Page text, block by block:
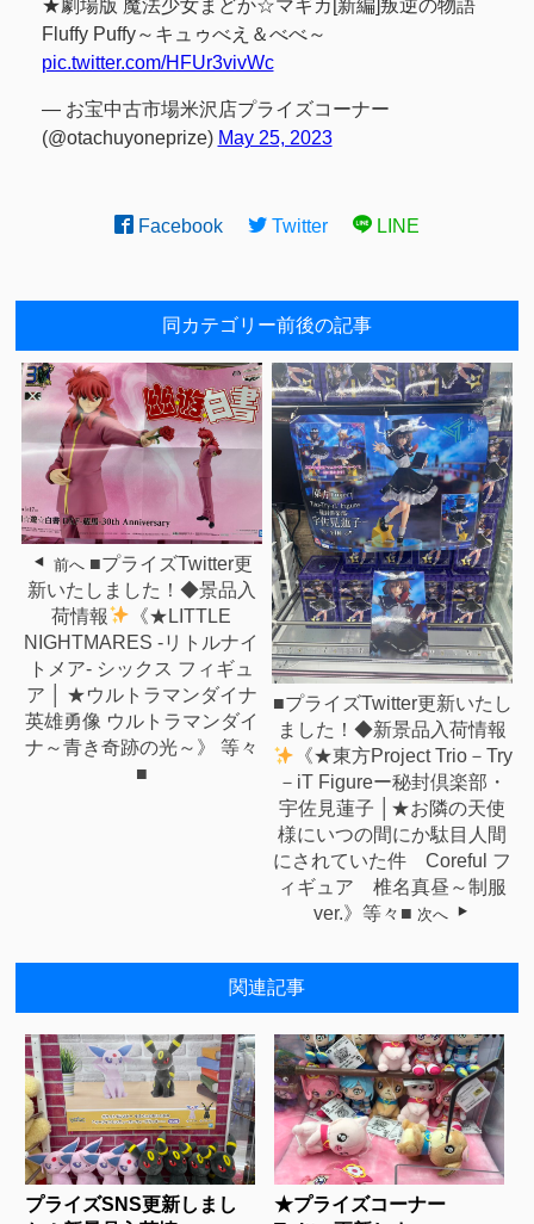
★劇場版 魔法少女まどか☆マギカ[新編]叛逆の物語
Fluffy Puffy～キュゥべえ＆べべ～
pic.twitter.com/HFUr3vivWc
— お宝中古市場米沢店プライズコーナー
(@otachuyoneprize) May 25, 2023
Facebook Twitter LINE
同カテゴリー前後の記事
前へ ■プライズTwitter更
新いたしました！◆景品入
荷情報
《★LITTLE
NIGHTMARES -リトルナイ
トメア- シックス フィギュ
ア │ ★ウルトラマンダイナ
英雄勇像 ウルトラマンダイ
ナ～青き奇跡の光～》 等々
■
■プライズTwitter更新いたし
ました！◆新景品入荷情報
《★東方Project Trio－Try
－iT Figureー秘封倶楽部・
宇佐見蓮子 │★お隣の天使
様にいつの間にか駄目人間
にされていた件 Coreful フ
ィギュア 椎名真昼～制服
ver.》等々■ 次へ
関連記事
プライズSNS更新しまし
★プライズコーナー